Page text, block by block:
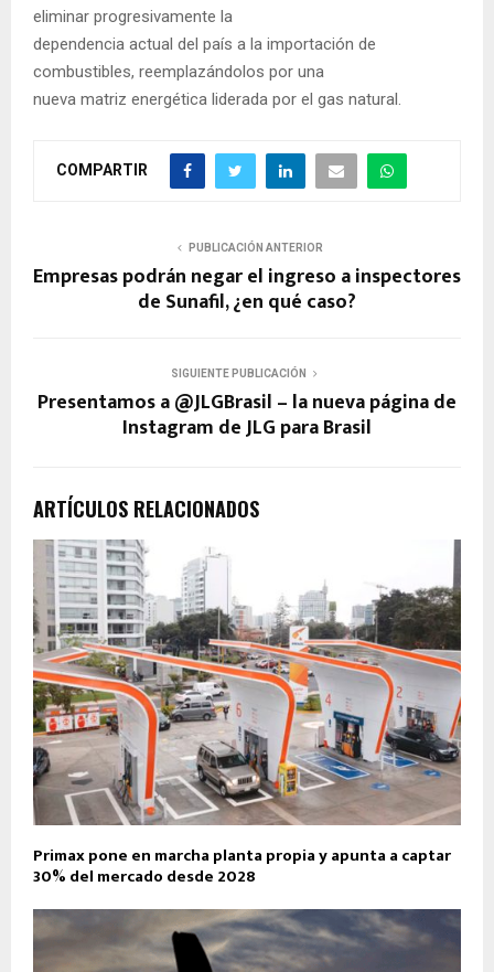
eliminar progresivamente la
dependencia actual del país a la importación de
combustibles, reemplazándolos por una
nueva matriz energética liderada por el gas natural.
COMPARTIR
PUBLICACIÓN ANTERIOR
Empresas podrán negar el ingreso a inspectores
de Sunafil, ¿en qué caso?
SIGUIENTE PUBLICACIÓN
Presentamos a @JLGBrasil – la nueva página de
Instagram de JLG para Brasil
ARTÍCULOS RELACIONADOS
Primax pone en marcha planta propia y apunta a captar
30% del mercado desde 2028